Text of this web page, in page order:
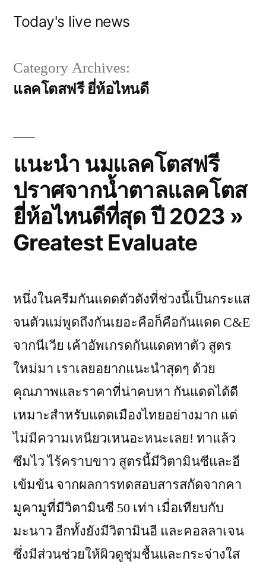
Today's live news
Category Archives:
แลคโตสฟรี ยี่ห้อไหนดี
แนะนำ นมแลคโตสฟรี
ปราศจากน้ำตาลแลคโตส
ยี่ห้อไหนดีที่สุด ปี 2023 »
Greatest Evaluate
หนึ่งในครีมกันแดดตัวดังที่ช่วงนี้เป็นกระแส
จนตัวแม่พูดถึงกันเยอะคือก็คือกันแดด C&E
จากนีเวีย เค้าอัพเกรดกันแดดทาตัว สูตร
ใหม่มา เราเลยอยากแนะนำสุดๆ ด้วย
คุณภาพและราคาที่น่าคบหา กันแดดได้ดี
เหมาะสำหรับแดดเมืองไทยอย่างมาก แต่
ไม่มีความเหนียวเหนอะหนะเลย! ทาแล้ว
ซึมไว ไร้คราบขาว สูตรนี้มีวิตามินซีและอี
เข้มข้น จากผลการทดสอบสารสกัดจากคา
มูคามูที่มีวิตามินซี 50 เท่า เมื่อเทียบกับ
มะนาว อีกทั้งยังมีวิตามินอี และคอลลาเจน
ซึ่งมีส่วนช่วยให้ผิวดูชุ่มชื้นและกระจ่างใส